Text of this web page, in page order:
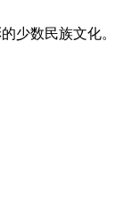
少数民族文化。